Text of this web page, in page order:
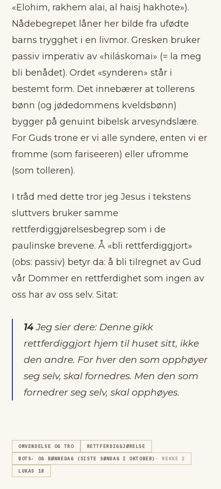
«Elohim, rakhem alai, al haisj hakhote»).
Nådebegrepet låner her bilde fra ufødte
barns trygghet i en livmor. Gresken bruker
passiv imperativ av «hiláskomai» (= la meg
bli benådet). Ordet «synderen» står i
bestemt form. Det innebærer at tollerens
bønn (og jødedommens kveldsbønn)
bygger på genuint bibelsk arvesyndslære.
For Guds trone er vi alle syndere, enten vi er
fromme (som fariseeren) eller ufromme
(som tolleren).
I tråd med dette tror jeg Jesus i tekstens
sluttvers bruker samme
rettferdiggjørelsesbegrep som i de
paulinske brevene. Å «bli rettferdiggjort»
(obs: passiv) betyr da: å bli tilregnet av Gud
vår Dommer en rettferdighet som ingen av
oss har av oss selv. Sitat:
14Jeg sier dere: Denne gikk
rettferdiggjort hjem til huset sitt, ikke
den andre. For hver den som opphøyer
seg selv, skal fornedres. Men den som
fornedrer seg selv, skal opphøyes.
OMVENDELSE OG TRO RETTFERDIGGJØRELSE
BOTS- OG BØNNEDAG (SISTE SØNDAG I OKTOBER) · REKKE 2
LUKAS 18